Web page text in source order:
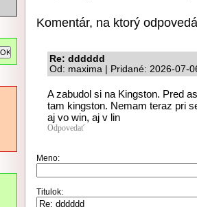
Komentár, na ktorý
Re: dddddd
Od: maxima | Pridané: 2026-07-
A zabudol si na Kingston. Pred
tam kingston. Nemam teraz pri
aj vo win, aj v lin
Odpovedať
Meno:
Titulok: